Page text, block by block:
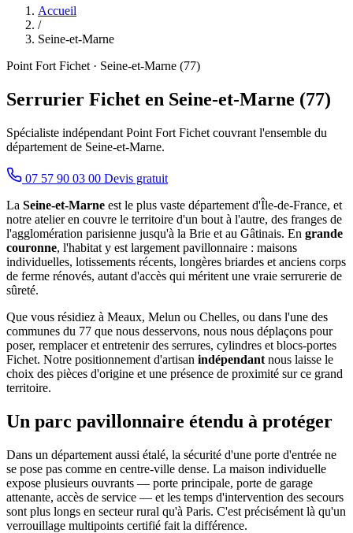
Accueil
/
Seine-et-Marne
Point Fort Fichet · Seine-et-Marne (77)
Serrurier Fichet en Seine-et-Marne (77)
Spécialiste indépendant Point Fort Fichet couvrant l'ensemble du
département de Seine-et-Marne.
07 57 90 03 00 Devis gratuit
La Seine-et-Marne est le plus vaste département d'Île-de-France, et
notre atelier en couvre le territoire d'un bout à l'autre, des franges de
l'agglomération parisienne jusqu'à la Brie et au Gâtinais. En grande
couronne, l'habitat y est largement pavillonnaire : maisons
individuelles, lotissements récents, longères briardes et anciens corps
de ferme rénovés, autant d'accès qui méritent une vraie serrurerie de
sûreté.
Que vous résidiez à Meaux, Melun ou Chelles, ou dans l'une des
communes du 77 que nous desservons, nous nous déplaçons pour
poser, remplacer et entretenir des serrures, cylindres et blocs-portes
Fichet. Notre positionnement d'artisan indépendant nous laisse le
choix des pièces d'origine et une présence de proximité sur ce grand
territoire.
Un parc pavillonnaire étendu à protéger
Dans un département aussi étalé, la sécurité d'une porte d'entrée ne
se pose pas comme en centre-ville dense. La maison individuelle
expose plusieurs ouvrants — porte principale, porte de garage
attenante, accès de service — et les temps d'intervention des secours
sont plus longs en secteur rural qu'à Paris. C'est précisément là qu'un
verrouillage multipoints certifié fait la différence.